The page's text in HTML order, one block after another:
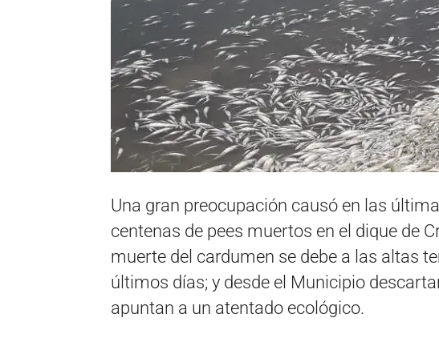
Una gran preocupación causó en las
centenas de pees muertos en el dique de
muerte del cardumen se debe a las altas
últimos días; y desde el Municipio
apuntan a un atentado ecológico.